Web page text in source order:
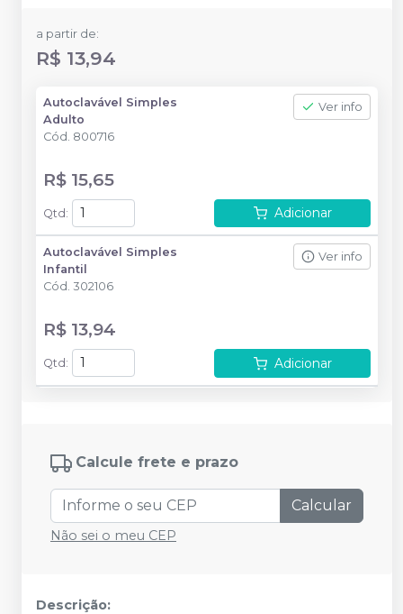
a partir de:
R$ 13,94
Autoclavável Simples
Adulto
Cód. 800716
Ver info
R$ 15,65
Qtd: Adicionar
Autoclavável Simples
Infantil
Cód. 302106
Ver info
R$ 13,94
Qtd : Adicionar
Calcule frete e prazo
Calcular
Não sei o meu CEP
Descrição: